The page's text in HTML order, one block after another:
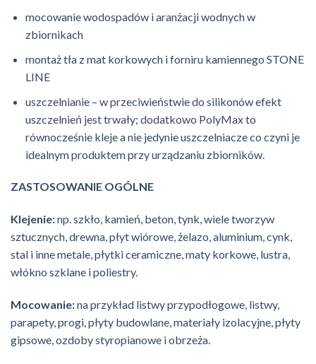
mocowanie wodospadów i aranżacji wodnych w
zbiornikach
montaż tła z mat korkowych i forniru kamiennego STONE
LINE
uszczelnianie – w przeciwieństwie do silikonów efekt
uszczelnień jest trwały; dodatkowo PolyMax to
równocześnie kleje a nie jedynie uszczelniacze co czyni je
idealnym produktem przy urządzaniu zbiorników.
ZASTOSOWANIE OGÓLNE
Klejenie:np. szkło, kamień, beton, tynk, wiele tworzyw
sztucznych, drewna, płyt wiórowe, żelazo, aluminium, cynk,
stal i inne metale, płytki ceramiczne, maty korkowe, lustra,
włókno szklane i poliestry.
Mocowanie:na przykład listwy przypodłogowe, listwy,
parapety, progi, płyty budowlane, materiały izolacyjne, płyty
gipsowe, ozdoby styropianowe i obrzeża.